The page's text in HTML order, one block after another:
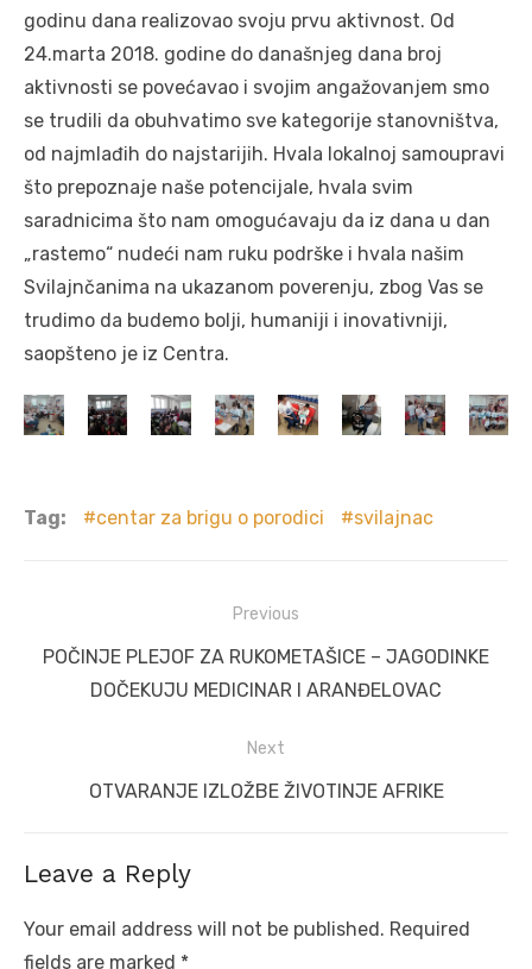
godinu dana realizovao svoju prvu aktivnost. Od
24.marta 2018. godine do današnjeg dana broj
aktivnosti se povećavao i svojim angažovanjem smo
se trudili da obuhvatimo sve kategorije stanovništva,
od najmlađih do najstarijih. Hvala lokalnoj samoupravi
što prepoznaje naše potencijale, hvala svim
saradnicima što nam omogućavaju da iz dana u dan
„rastemo“ nudeći nam ruku podrške i hvala našim
Svilajnčanima na ukazanom poverenju, zbog Vas se
trudimo da budemo bolji, humaniji i inovativniji,
saopšteno je iz Centra.
Tag: centar za brigu o porodici svilajnac
navigation
Previous
Previous
POČINJE PLEJOF ZA RUKOMETAŠICE – JAGODINKE
DOČEKUJU MEDICINAR I ARANĐELOVAC
Next
Next
OTVARANJE IZLOŽBE ŽIVOTINJE AFRIKE
Leave a Reply
Your email address will not be published. Required
fields are marked *